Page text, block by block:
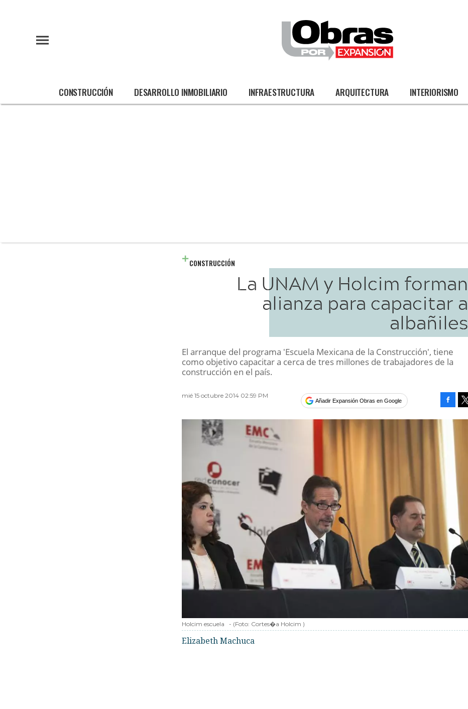
CONSTRUCCIÓN DESARROLLO INMOBILIARIO INFRAESTRUCTURA ARQUITECTURA INTERIORISMO
CONSTRUCCIÓN
La UNAM y Holcim forman
alianza para capacitar a
albañiles
El arranque del programa 'Escuela Mexicana de la Construcción', tiene
como objetivo capacitar a cerca de tres millones de trabajadores de la
construcción en el país.
mié 15 octubre 2014 02:59 PM
Añadir Expansión Obras en Google
Holcim escuela - (Foto: Cortes�a Holcim )
Elizabeth Machuca